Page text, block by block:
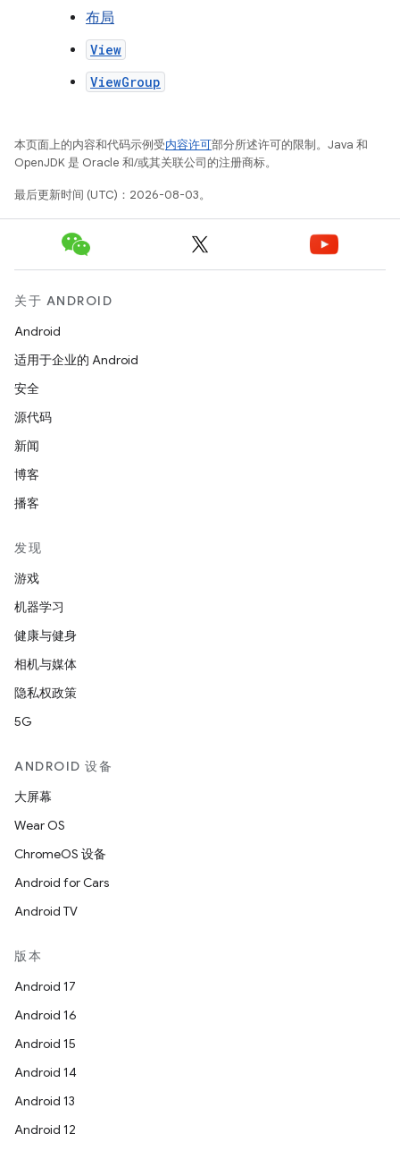
布局
View
ViewGroup
本页面上的内容和代码示例受内容许可部分所述许可的限制。Java 和
OpenJDK 是 Oracle 和/或其关联公司的注册商标。
最后更新时间 (UTC)：2026-08-03。
关于 ANDROID
Android
适用于企业的 Android
安全
源代码
新闻
博客
播客
发现
游戏
机器学习
健康与健身
相机与媒体
隐私权政策
5G
ANDROID 设备
大屏幕
Wear OS
ChromeOS 设备
Android for Cars
Android TV
版本
Android 17
Android 16
Android 15
Android 14
Android 13
Android 12